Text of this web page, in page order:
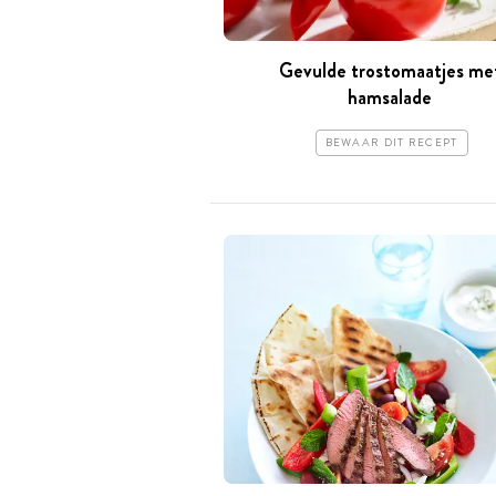
Gevulde trostomaatjes
hamsalade
BEWAAR DIT RECEPT